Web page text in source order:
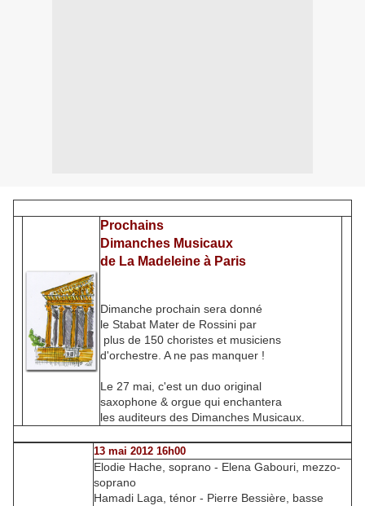
Prochains
Dimanches Musicaux
de La Madeleine à Paris
Dimanche prochain sera donné
le Stabat Mater de Rossini par
plus de 150 choristes et musiciens
d'orchestre. A ne pas manquer !
Le 27 mai, c'est un duo original
saxophone & orgue qui enchantera
les auditeurs des Dimanches Musicaux.
13 mai 2012 16h00
Elodie Hache, soprano - Elena Gabouri, mezzo-
soprano
Hamadi Laga, ténor - Pierre Bessière, basse